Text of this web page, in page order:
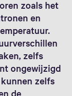
zoals het
en
zelfs
ongewijzigd
zelfs
de